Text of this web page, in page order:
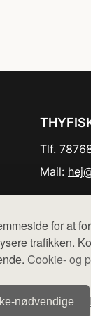
for at
trafikken.
Cookie- og
Tlf.
Mail:
varer fra